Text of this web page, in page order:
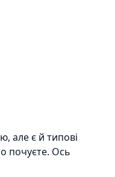
але є й типові
почуєте. Ось